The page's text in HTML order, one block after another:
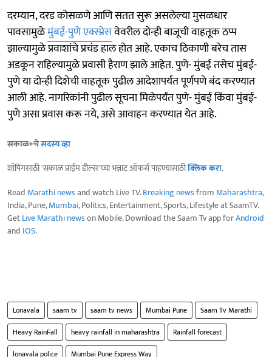
दरम्यान, दरड कोसळणे आणि सतत सुरू असलेल्या मुसळधार
पावसामुळेमुंबई-पुणे एक्स्प्रेसवेवरील दोन्ही बाजूची वाहतूक ठप्प
झाल्यामुळे प्रवाशांचे प्रचंड हाल होत आहे. एकाच ठिकाणी बरेच तास
अडकून राहिल्यामुळे प्रवासी हैराण झाले आहेत. पुणे- मुंबई तसेच मुंबई-
पुणे या दोन्ही दिशेची वाहतूक पुढील आदेशापर्यंत पूर्णपणे बंद करण्यात
आली आहे. नागरिकांनी पुढील सूचना मिळेपर्यंत पुणे- मुंबई किंवा मुंबई-
पुणे असा प्रवास करू नये, असे आवाहन करण्यात येत आहे.
सकाळ+चेसदस्य व्हा
शॉपिंगसाठी 'सकाळ प्राईम डील्स'च्या भन्नाट ऑफर्स पाहण्यासाठीक्लिक करा.
Read Marathi newsand watch Live TV.Breaking newsfrom Maharashtra,
India, Pune,Mumbai, Politics, Entertainment, Sports, Lifestyle at SaamTV.
GetLive Marathi newson Mobile. Download the Saam Tv app forAndroid
and IOS.
Lonavala saam tv saam tv news Mumbai Pune
Saam Tv Marathi
Heavy RainFall
heavy rainfall in maharashtra
Rainfall forecast
lonavala police
Mumbai Pune Express Way